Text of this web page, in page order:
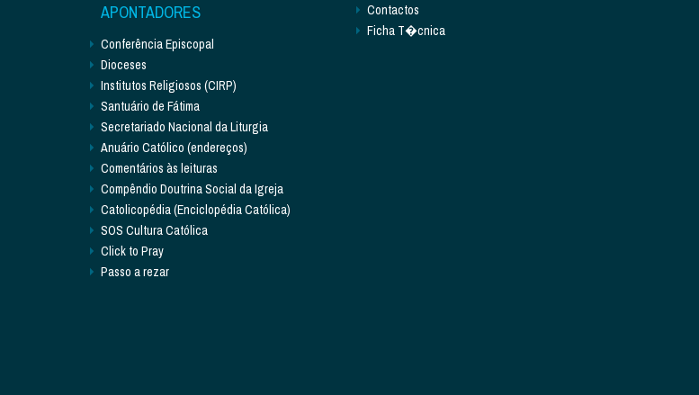
APONTADORES
Conferência Episcopal
Dioceses
Institutos Religiosos (CIRP)
Santuário de Fátima
Secretariado Nacional da Liturgia
Anuário Católico (endereços)
Comentários às leituras
Compêndio Doutrina Social da Igreja
Catolicopédia (Enciclopédia Católica)
SOS Cultura Católica
Click to Pray
Passo a rezar
Contactos
Ficha T�cnica